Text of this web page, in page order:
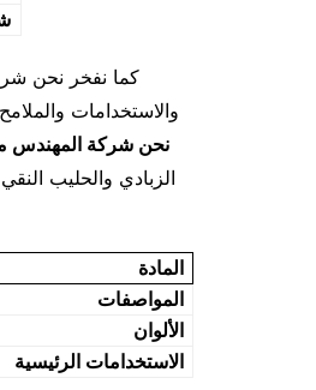
والاستخدامات
نحن شركة المهندس
المادة
المواصفات
الألوان
الاستخدامات الرئيسية